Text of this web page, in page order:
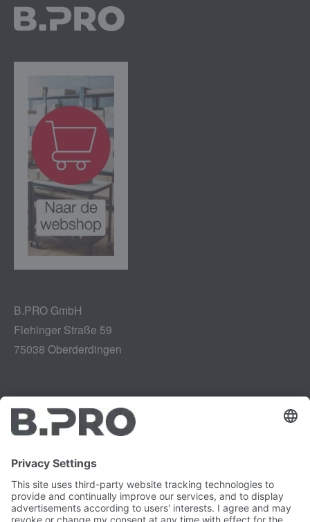
B.PRO GmbH
Flehinger Straße 59
75038 Oberderdingen
Impressum
Gegevensbescherming
Juridisch
Kwetsbaarheidsrapport
Carrière
YouTube